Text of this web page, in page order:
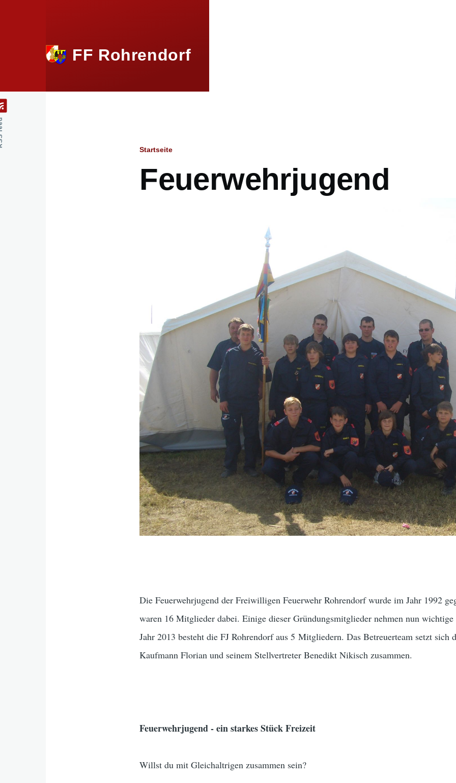
FF Rohrendorf
Startseite
Feuerwehrjugend
Die Feuerwehrjugend der Freiwilligen Feuerwehr Rohrendorf wurde im Jahr 1992
waren 16 Mitglieder dabei. Einige dieser Gründungsmitglieder nehmen nun
Jahr 2013 besteht die FJ Rohrendorf aus 5 Mitgliedern. Das Betreuerteam setzt sich
Kaufmann Florian und seinem Stellvertreter Benedikt Nikisch zusammen.
Feuerwehrjugend - ein starkes Stück Freizeit
Willst du mit Gleichaltrigen zusammen sein?